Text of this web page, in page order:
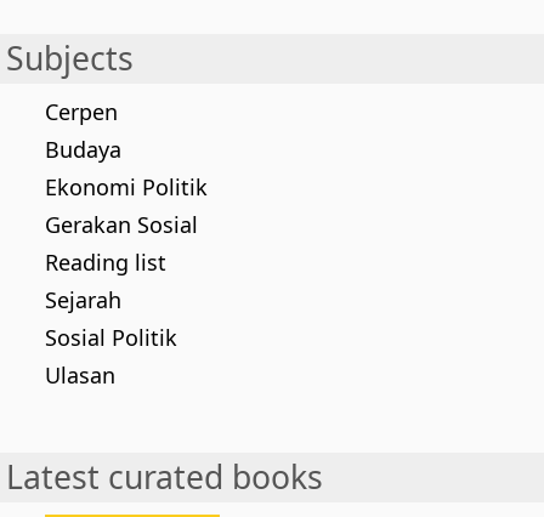
Subjects
Cerpen
Budaya
Ekonomi Politik
Gerakan Sosial
Reading list
Sejarah
Sosial Politik
Ulasan
Latest curated books